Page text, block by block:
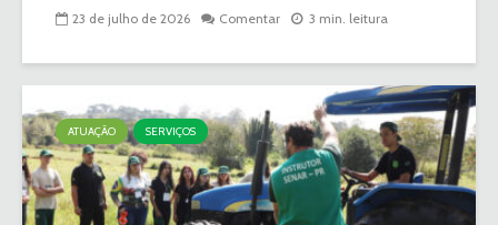
23 de julho de 2026 Comentar 3 min. leitura
ATUAÇÃO SERVIÇOS